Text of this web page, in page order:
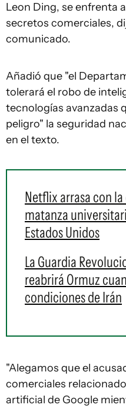
Leon Ding, se enfrenta
secretos comerciales,
comunicado.
Añadió que "el
tolerará el robo de
tecnologías avanzadas
peligro" la seguridad
en el texto.
Netflix arrasa con
matanza
Estados Unidos
La Guardia
reabrirá Ormuz
condiciones de Irán
"Alegamos que el
comerciales
artificial de Google